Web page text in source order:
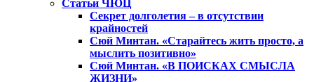
Статьи ЧЮЦ
Секрет долголетия – в отсутствии
крайностей
Сюй Минтан. «Старайтесь жить просто, а
мыслить позитивно»
Сюй Минтан. «В ПОИСКАХ СМЫСЛА
ЖИЗНИ»